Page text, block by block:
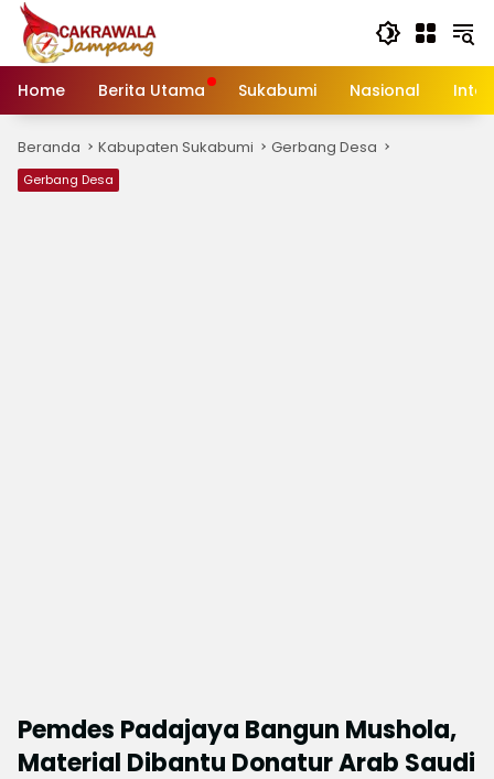
Langsung
konten
Home
Berita Utama Sukabumi Nasional
Beranda Kabupaten Sukabumi Gerbang Desa
Gerbang Desa
Pemdes Padajaya Bangun Mushola,
Material Dibantu Donatur Arab Saudi